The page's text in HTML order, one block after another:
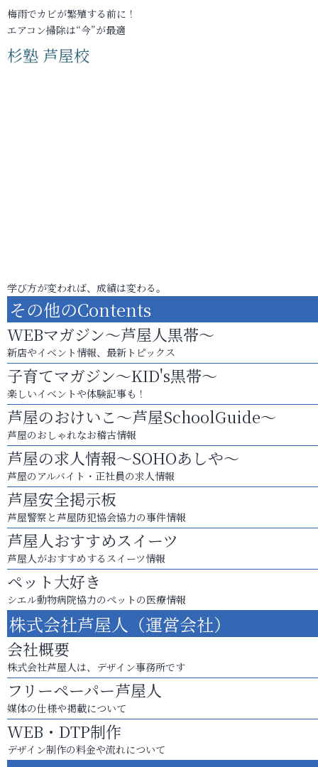
梅雨でカビが繁殖する前に！
エアコン掃除は“今”が最適
杉塾 芦屋校
学び方が変われば、成績は変わる。
その他のContents
WEBマガジン～芦屋人黒帯～
新店やイベント情報、最新トピックス
子育てマガジン～KID's黒帯～
楽しいイベントや体験記事も！
芦屋のおけいこ～芦屋SchoolGuide～
芦屋のおしゃれなお稽古情報
芦屋の求人情報～SOHOあしや～
芦屋のアルバイト・正社員の求人情報
芦屋安全掲示板
芦屋警察と芦屋防犯協会協力の事件情報
芦屋人おすすめスイーツ
芦屋人がおすすめするスイーツ情報
ペット大好き
シエル動物病院協力のペットの医療情報
株式会社芦屋人（運営会社）
会社概要
株式会社芦屋人は、デザイン事務所です
フリーペーパー芦屋人
媒体の仕様や掲載について
WEB・DTP制作
デザイン制作の料金や流れについて